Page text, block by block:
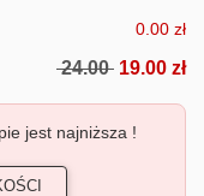
0.00 zł
24.00 19.00 zł
jest najniższa !